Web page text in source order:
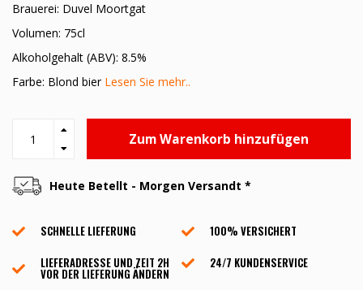
Brauerei: Duvel Moortgat
Volumen: 75cl
Alkoholgehalt (ABV): 8.5%
Farbe: Blond bier Lesen Sie mehr..
Zum Warenkorb hinzufügen
Heute Betellt - Morgen Versandt *
SCHNELLE LIEFERUNG
100% VERSICHERT
LIEFERADRESSE UND ZEIT 2H
VOR DER LIEFERUNG ÄNDERN
24/7 KUNDENSERVICE